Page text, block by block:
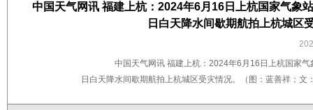
中国天气网讯 福建上杭：2024年6月16日上杭国家气象
日白天降水间歇期航拍上杭城区
中国天气网讯 福建上杭：2024年6月16日上杭国家气
日白天降水间歇期航拍上杭城区受灾情况。（图：​蓝善祥；文